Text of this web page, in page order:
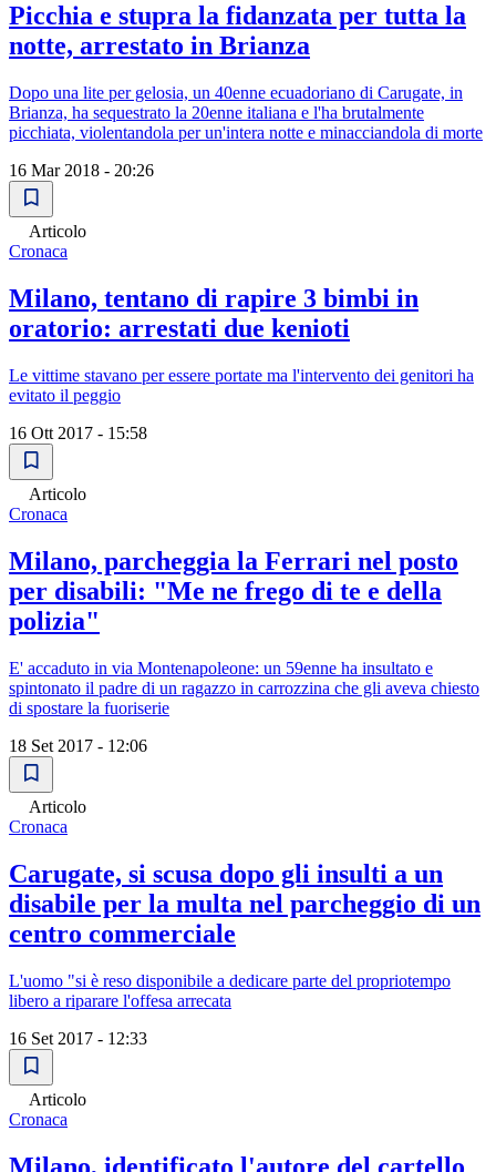
Picchia e stupra la fidanzata per tutta la
notte, arrestato in Brianza
Dopo una lite per gelosia, un 40enne ecuadoriano di Carugate, in
Brianza, ha sequestrato la 20enne italiana e l'ha brutalmente
picchiata, violentandola per un'intera notte e minacciandola di morte
16 Mar 2018 - 20:26
Articolo
Cronaca
Milano, tentano di rapire 3 bimbi in
oratorio: arrestati due kenioti
Le vittime stavano per essere portate ma l'intervento dei genitori ha
evitato il peggio
16 Ott 2017 - 15:58
Articolo
Cronaca
Milano, parcheggia la Ferrari nel posto
per disabili: "Me ne frego di te e della
polizia"
E' accaduto in via Montenapoleone: un 59enne ha insultato e
spintonato il padre di un ragazzo in carrozzina che gli aveva chiesto
di spostare la fuoriserie
18 Set 2017 - 12:06
Articolo
Cronaca
Carugate, si scusa dopo gli insulti a un
disabile per la multa nel parcheggio di un
centro commerciale
L'uomo "si è reso disponibile a dedicare parte del propriotempo
libero a riparare l'offesa arrecata
16 Set 2017 - 12:33
Articolo
Cronaca
Milano, identificato l'autore del cartello